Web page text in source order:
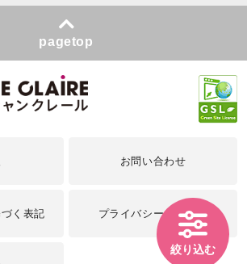
絞り込む
pagetop
お問い合わせ
く表記 プライバシーポリシー